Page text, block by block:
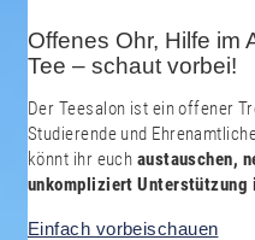
Offenes Ohr, Hilfe im
Tee – schaut vorbei!
Der Teesalon ist ein offener
Studierende und
könnt ihr euch austauschen,
unkompliziert Unterstützung
Einfach vorbeischauen